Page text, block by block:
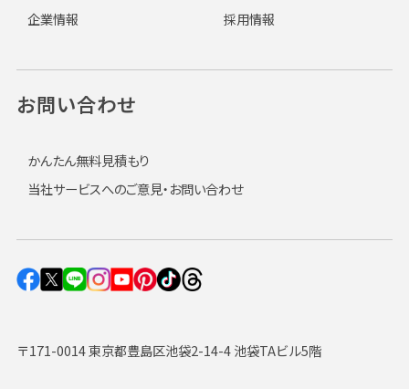
〒171-0014 東京都豊島区池袋2-14-4 池袋TAビル5階
企業情報 採用情報
お問い合わせ
かんたん無料見積もり
当社サービスへのご意見・お問い合わせ